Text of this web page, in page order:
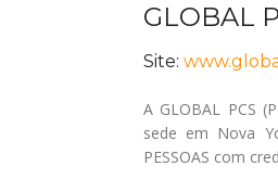
GLOBAL
Site:
A GLOBAL PCS
sede em Nova
PESSOAS com